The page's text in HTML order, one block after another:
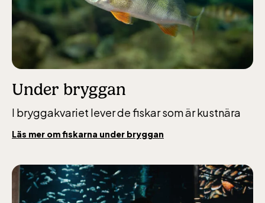
Under bryggan
I bryggakvariet lever de fiskar som är kustnära
Läs mer om fiskarna under bryggan